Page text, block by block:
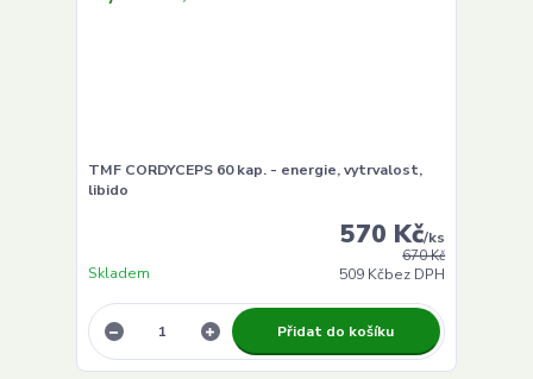
TMF CORDYCEPS 60 kap. - energie, vytrvalost,
libido
670 Kč
570 Kč/ks
509 Kčbez DPH
Skladem
Přidat do košíku